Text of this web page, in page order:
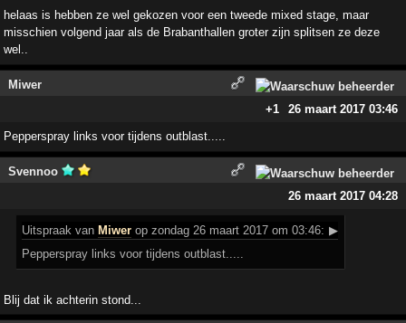
helaas is hebben ze wel gekozen voor een tweede mixed stage, maar
misschien volgend jaar als de Brabanthallen groter zijn splitsen ze deze
wel..
Miwer
+1
26 maart 2017 03:46
Pepperspray links voor tijdens outblast.....
Svennoo
26 maart 2017 04:28
Uitspraak vanMiwer op zondag 26 maart 2017 om 03:46: ▶
Pepperspray links voor tijdens outblast.....
Blij dat ik achterin stond...